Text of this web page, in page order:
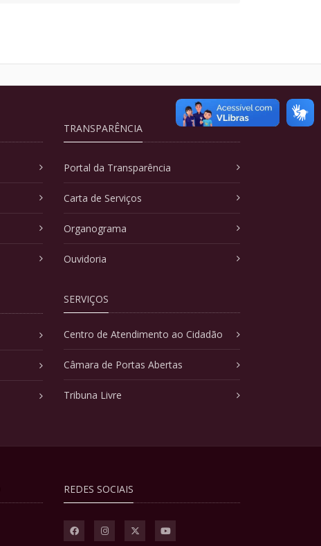
TRANSPARÊNCIA
Portal da Transparência
Carta de Serviços
Organograma
Ouvidoria
SERVIÇOS
Centro de Atendimento ao Cidadão
Câmara de Portas Abertas
Tribuna Livre
REDES SOCIAIS